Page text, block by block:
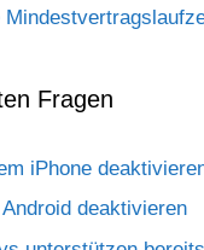
Fragen
iPhone
deaktivieren